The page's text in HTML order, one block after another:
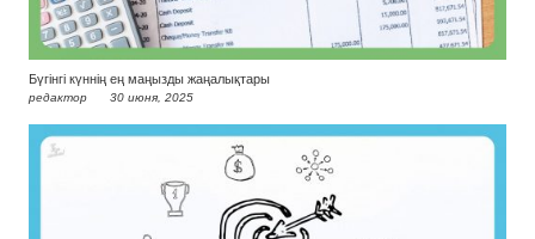
Бүгінгі күннің ең маңызды жаңалықтары
редактор 30 июня, 2025